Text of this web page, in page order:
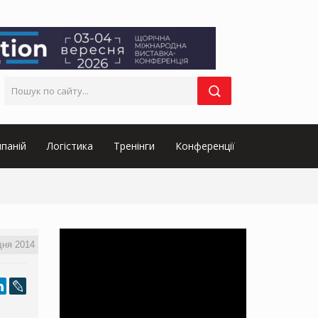
Логістика Тренінги Конференції
2014